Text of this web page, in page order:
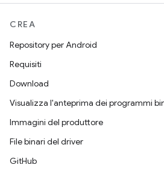
CREA
Repository per Android
Requisiti
Download
Visualizza l'anteprima dei programmi
Immagini del produttore
File binari del driver
GitHub